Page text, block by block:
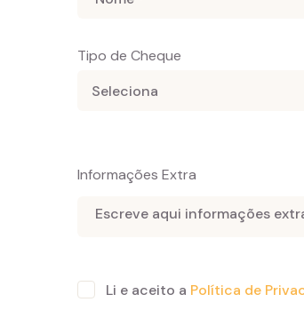
Tipo de Cheque
Informações Extra
Li e aceito a Política de